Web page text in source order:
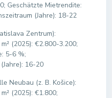
Geschätzte Mietrendite:
(Jahre): 18-22
Zentrum):
(2025): €2.800-3.200;
5-6 %;
16-20
Neubau (z. B. Košice):
(2025): €1.800;